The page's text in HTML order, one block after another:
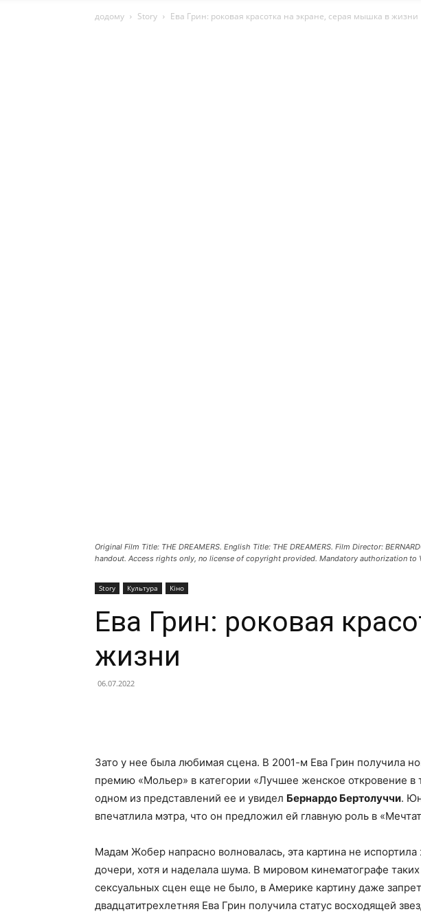
додому Story Ева Грин: роковая красотка на экране, серая мышка в жизни
Original Film Title: THE DREAMERS. English Title: THE DREAMERS. Film Director:
handout. Access rights only, no license of copyright provided. Mandatory authorization
Story Культура Кіно
Ева Грин: роковая
жизни
06.07.2022
Зато у нее была любимая сцена. В 2001-м Ева Грин получила
премию «Мольер» в категории «Лучшее женское откровение в
одном из представлений ее и увидел Бернардо Бертолуччи.
впечатлила мэтра, что он предложил ей главную роль в
Мадам Жобер напрасно волновалась, эта картина не
дочери, хотя и наделала шума. В мировом кинематографе
сексуальных сцен еще не было, в Америке картину даже
двадцатитрехлетняя Ева Грин получила статус восходящей